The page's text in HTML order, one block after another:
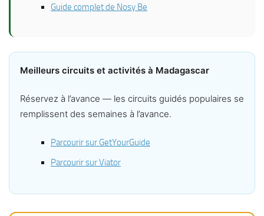
Guide complet de Nosy Be
Meilleurs circuits et activités à Madagascar
Réservez à l’avance — les circuits guidés populaires se
remplissent des semaines à l’avance.
Parcourir sur GetYourGuide
Parcourir sur Viator